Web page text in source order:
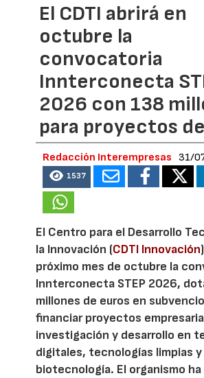
El CDTI abrirá en
octubre la
convocatoria
Innterconecta
2026 con 138
para proyectos
Redacción Interempresas 31/
1537
El Centro para el Desarrollo
la Innovación (CDTI Innovación
próximo mes de octubre la
Innterconecta STEP 2026,
millones de euros en
financiar proyectos
investigación y desarrollo en
digitales, tecnologías limpias y
biotecnología. El organismo ha